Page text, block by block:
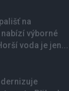
na
výborné
voda je jen...